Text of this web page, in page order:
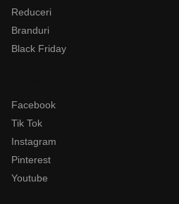
Reduceri
Branduri
Black Friday
Facebook
Tik Tok
Instagram
Pinterest
Youtube